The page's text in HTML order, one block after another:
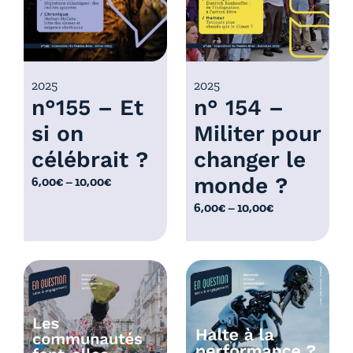
0
0
à
1
0
,
0
0
:
6
,
0
0
à
1
,
0
n°155 – Et
si on
célébrait ?
2025
6,00€–10,00€
P
g
e
d
e
p
r
n° 154 –
Militer pour
changer le
monde ?
2025
6,00€–10,00€
P
a
g
e
d
p